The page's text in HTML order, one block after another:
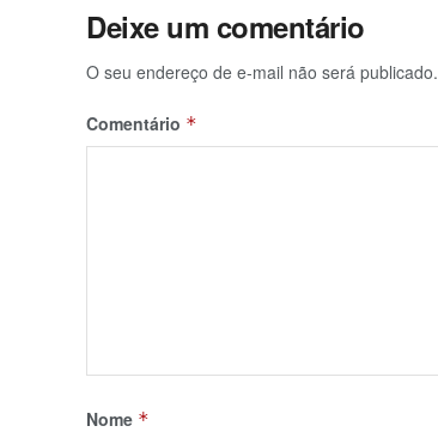
Deixe um comentário
O seu endereço de e-mail não será publicado.
Comentário *
Nome *